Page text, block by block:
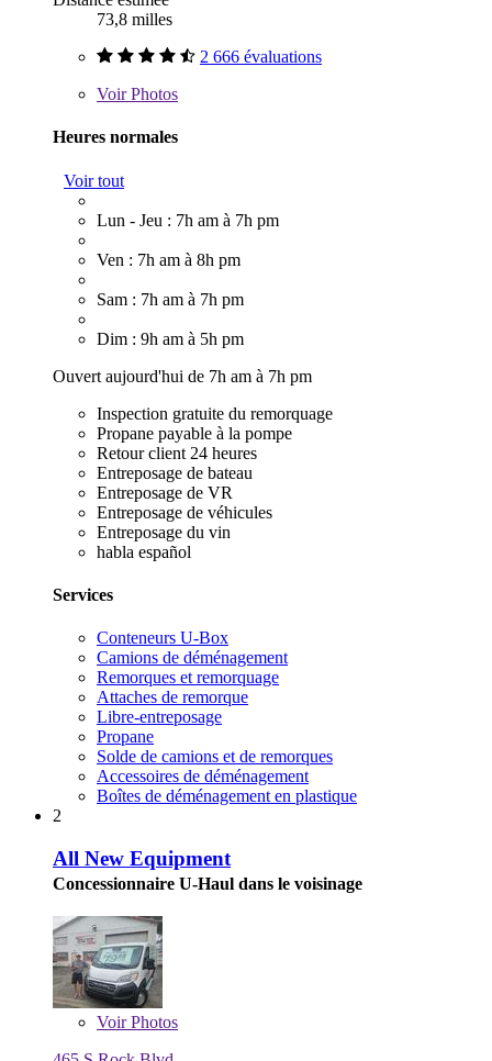
73,8 milles
2 666 évaluations
VoirPhotos
Heures normales
Voir tout
Lun - Jeu : 7h am à 7h pm
Ven : 7h am à 8h pm
Sam : 7h am à 7h pm
Dim : 9h am à 5h pm
Ouvert aujourd'hui de 7h am à 7h pm
Inspection gratuite du remorquage
Propane payable à la pompe
Retour client 24 heures
Entreposage de bateau
Entreposage de VR
Entreposage de véhicules
Entreposage du vin
habla español
Services
Conteneurs U-Box
Camions de déménagement
Remorques et remorquage
Attaches de remorque
Libre-entreposage
Propane
Solde de camions et de remorques
Accessoires de déménagement
Boîtes de déménagement en plastique
2
All New Equipment
Concessionnaire U-Haul dans le voisinage
VoirPhotos